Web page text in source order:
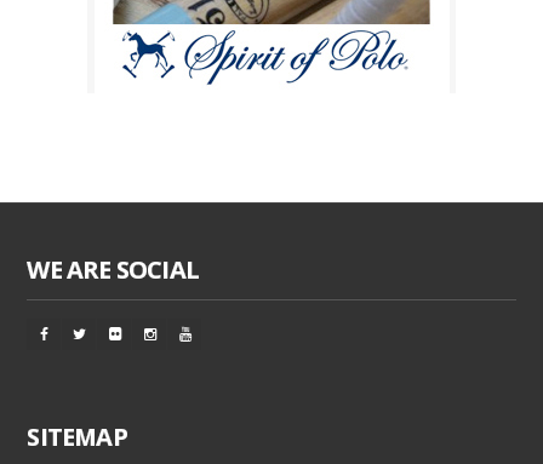
WE ARE SOCIAL
SITEMAP